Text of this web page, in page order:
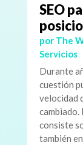
SEO
por The
Servicios
Durante
cuestión
velocidad
cambiado.
consiste
también